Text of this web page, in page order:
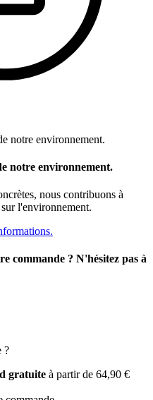
notre environnement.
nous contribuons à
l'environnement.
commande ? N'hésitez pas à
?
gratuite à partir de 64,90 €